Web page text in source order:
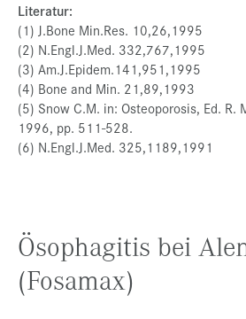
Literatur:
(1) J.Bone Min.Res. 10,26,1995
(2) N.Engl.J.Med. 332,767,1995
(3) Am.J.Epidem.141,951,1995
(4) Bone and Min. 21,89,1993
(5) Snow C.M. in: Osteoporosis, Ed. R.
1996, pp. 511-528.
(6) N.Engl.J.Med. 325,1189,1991
Ösophagitis bei
(Fosamax)